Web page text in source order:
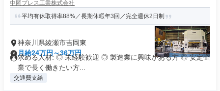
中岡プレス工業株式会社
平均有休取得率88%／長期休暇年3回／完全週休2日制
神奈川県綾瀬市吉岡東
月給24万円～36万円
求める人材: ◎ 未経験歓迎 ◎ 製造業に興味がある方 ◎ 安定企
業で長く働きたい方...
交通費支給